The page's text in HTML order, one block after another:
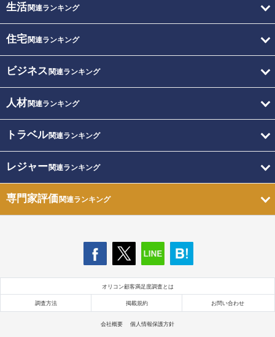
生活関連ランキング
住宅関連ランキング
ビジネス 関連ランキング
人材関連ランキング
トラベル関連ランキング
レジャー関連ランキング
専門家評価関連ランキング
オリコン顧客満足度調査とは
調査方法 掲載規約 お問い合わせ
会社概要 個人情報保護方針